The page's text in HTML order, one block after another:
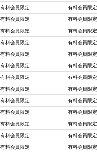
有料会員限定 有料会員限定
有料会員限定 有料会員限定
有料会員限定 有料会員限定
有料会員限定 有料会員限定
有料会員限定 有料会員限定
有料会員限定 有料会員限定
有料会員限定 有料会員限定
有料会員限定 有料会員限定
有料会員限定 有料会員限定
有料会員限定 有料会員限定
有料会員限定 有料会員限定
有料会員限定 有料会員限定
有料会員限定 有料会員限定